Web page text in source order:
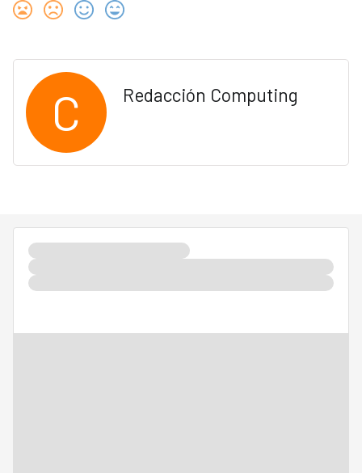
C Redacción Computing